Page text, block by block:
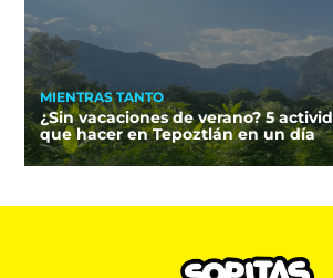
MIENTRAS TANTO
¿Sin vacaciones de verano? 5
que hacer en Tepoztlán en un día